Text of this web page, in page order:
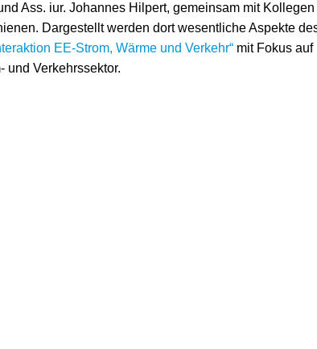
Ass. iur. Johannes Hilpert, gemeinsam mit Kollegen
Dargestellt werden dort wesentliche Aspekte
EE-Strom, Wärme und Verkehr“ mit Fokus auf
und Verkehrssektor.